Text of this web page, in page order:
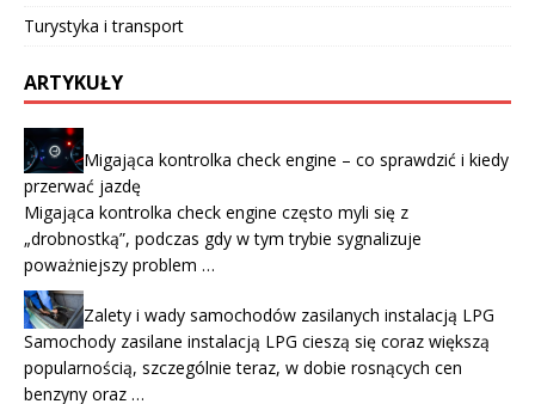
Turystyka i transport
ARTYKUŁY
Migająca kontrolka check engine – co sprawdzić i kiedy
przerwać jazdę
Migająca kontrolka check engine często myli się z
„drobnostką”, podczas gdy w tym trybie sygnalizuje
poważniejszy problem …
Zalety i wady samochodów zasilanych instalacją LPG
Samochody zasilane instalacją LPG cieszą się coraz większą
popularnością, szczególnie teraz, w dobie rosnących cen
benzyny oraz …